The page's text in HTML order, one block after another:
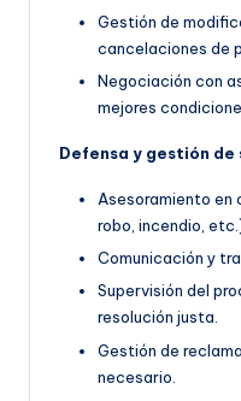
Gestión de
cancelaciones de
Negociación con
mejores
Defensa y gestión de
Asesoramiento en
robo, incendio,
Comunicación y
Supervisión del
resolución justa.
Gestión de
necesario.